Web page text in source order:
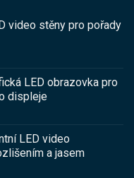
video stěny pro pořady
LED obrazovka pro
displeje
LED video
a jasem